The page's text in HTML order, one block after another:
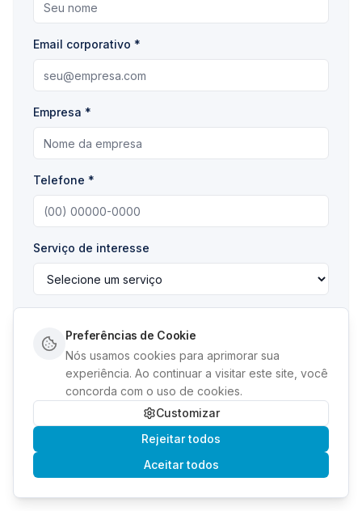
Email corporativo *
Empresa *
Telefone *
Serviço de interesse
Enviar Mensagem
Preferências de Cookie
Nós usamos cookies para aprimorar sua
experiência. Ao continuar a visitar este site, você
concorda com o uso de cookies.
Customizar
Rejeitar todos
Aceitar todos